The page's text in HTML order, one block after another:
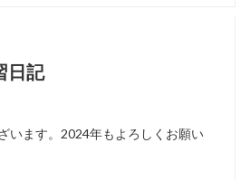
日記
います。2024年もよろしくお願い